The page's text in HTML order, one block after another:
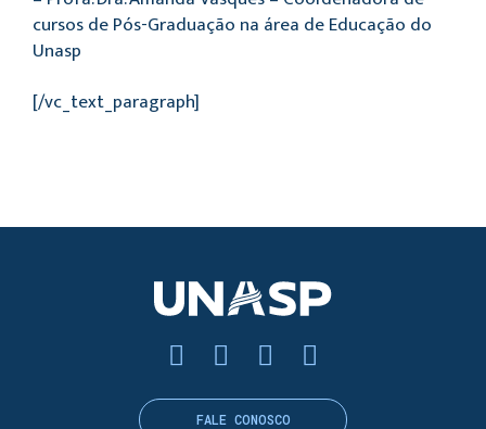
cursos de Pós-Graduação na área de Educação do
Unasp
[/vc_text_paragraph]
FALE CONOSCO